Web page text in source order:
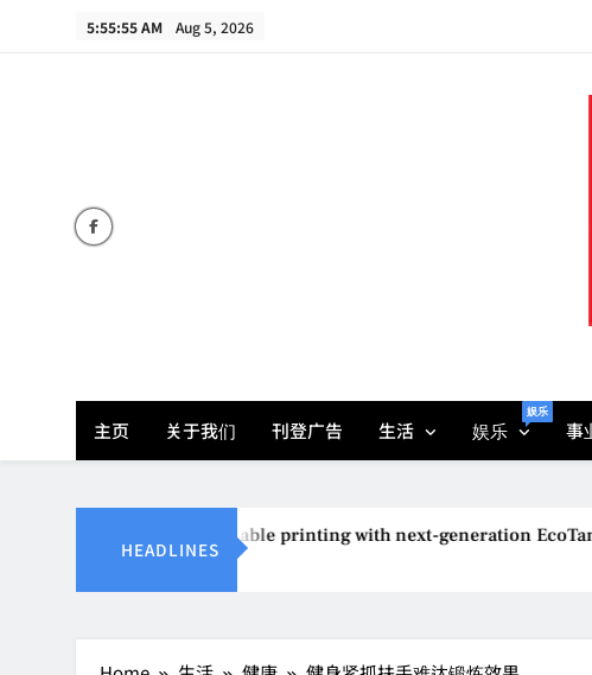
5:55:55 AM Aug 5, 2026
主页 关于我们 刊登广告 生活 娱乐
娱乐
事
HEADLINES
Epson reinvents affordable printing with next-generation EcoTank